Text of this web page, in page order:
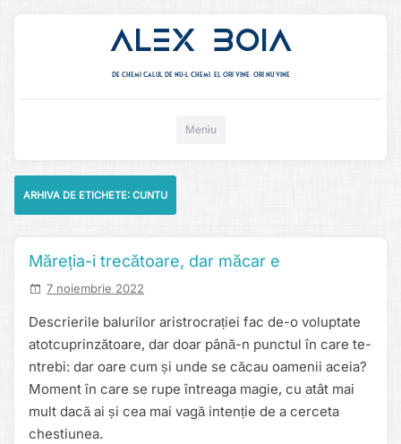
Alex Boia
De chemi calul de nu-l chemi, el ori vine. ori nu vine
Meniu
ARHIVA DE ETICHETE: CUNTU
Măreția-i trecătoare, dar măcar e
7 noiembrie 2022
Descrierile balurilor aristrocrației fac de-o voluptate
atotcuprinzătoare, dar doar până-n punctul în care te-
ntrebi: dar oare cum și unde se căcau oamenii aceia?
Moment în care se rupe întreaga magie, cu atât mai
mult dacă ai și cea mai vagă intenție de a cerceta
chestiunea.